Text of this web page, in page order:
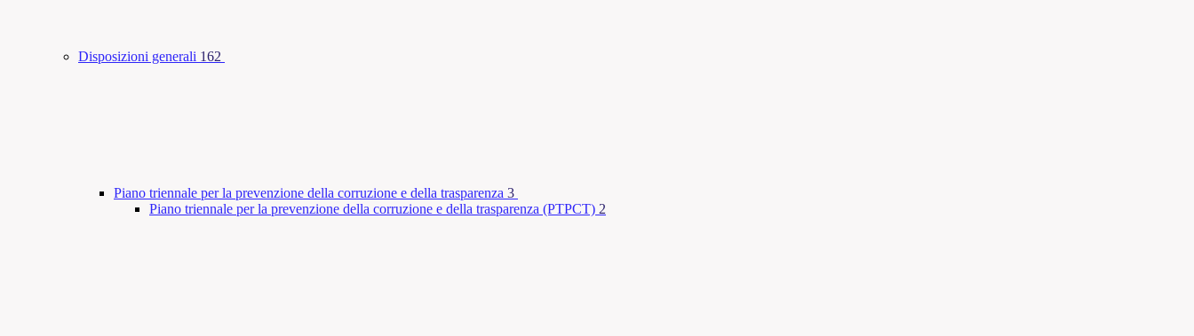
Disposizioni generali 162
Piano triennale per la prevenzione della corruzione e della trasparenza 3
Piano triennale per la prevenzione della corruzione e della trasparenza (PTPCT) 2